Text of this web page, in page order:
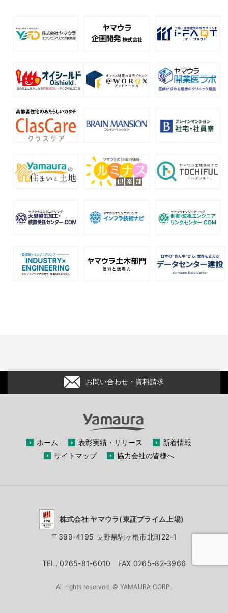
お問い合わせ・資料請求
ホーム 表彰実績・リリース
新着情報
サイトマップ
協力会社の皆様へ
株式会社 ヤマウラ(東証プライム上場)
〒399-4195 長野県駒ヶ根市北町22-1
TEL. 0265-81-6010 FAX 0265-82-3966
All rights reserved, © YAMAURA CORP.